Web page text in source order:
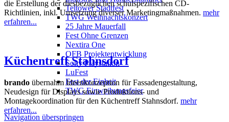
Teltower Stadtfest
TWG Weihnachtskonzert
25 Jahre Mauerfall
Fest Ohne Grenzen
Nextira One
OFB Projektentwicklung
Sony Playstation
LuFest
Fest der Einheit
TWG Einweihungsfeier
Navigation überspringen
die Erstellung der diesbezüglichen schulspezifischen CD-
Richtlinien, inkl. Umsetzung diverser Marketingmaßnahmen. mehr
erfahren...
Küchentreff Stahnsdorf
brando übernahm Ideenkonzeption für Fassadengestaltung,
Neudesign für Displays sowie Produktions- und
Montagekoordination für den Küchentreff Stahnsdorf. mehr
erfahren...